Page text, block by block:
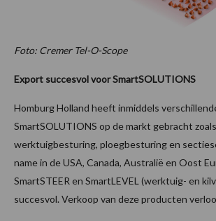
Foto: Cremer Tel-O-Scope
Export succesvol voor SmartSOLUTIONS
Homburg Holland heeft inmiddels
SmartSOLUTIONS op de markt gebracht
werktuigbesturing, ploegbesturing en
name in de USA, Canada, Australië en Oost
SmartSTEER en SmartLEVEL (werktuig- en
succesvol. Verkoop van deze producten